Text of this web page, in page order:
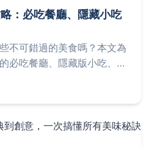
：必吃餐廳、隱藏小吃
不可錯過的美食嗎？本文為
必吃餐廳、隱藏版小吃、用
面到甜點一網打盡，幫助您